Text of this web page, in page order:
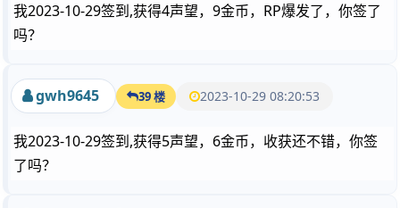
我2023-10-29签到,获得4声望，9金币，RP爆发了，你签了
吗？
gwh9645 39 楼 2023-10-29 08:20:53
我2023-10-29签到,获得5声望，6金币，收获还不错，你签
了吗？